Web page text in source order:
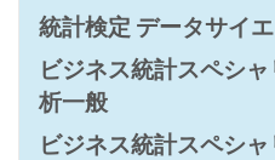
統計検定 データサイ
ビジネス統計スペシ
析一般
ビジネス統計スペシ